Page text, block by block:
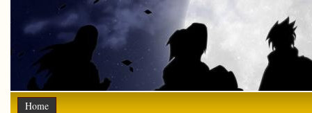
Home